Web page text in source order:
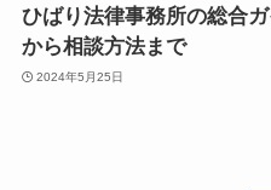
ひばり法律事務所の総合
から相談方法まで
2024年5月25日